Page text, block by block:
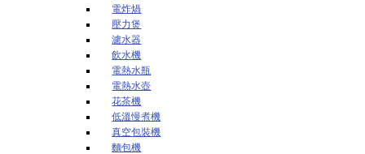
電炸煱
壓力煲
濾水器
飲水機
電熱水瓶
電熱水壺
花茶機
低溫慢煮機
真空包裝機
麵包機